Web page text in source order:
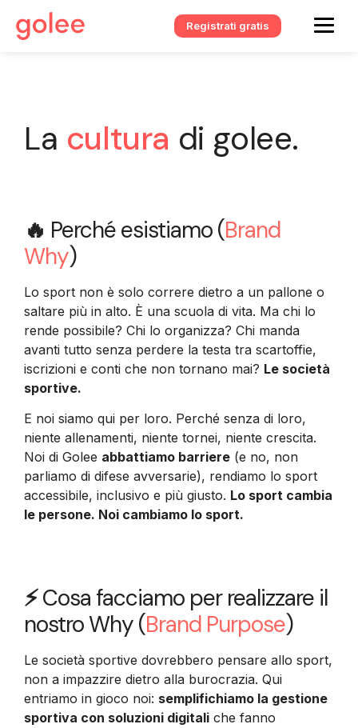
Registrati gratis
La cultura di golee.
🔥 Perché esistiamo (Brand
Why)
Lo sport non è solo correre dietro a un pallone o
saltare più in alto. È una scuola di vita. Ma chi lo
rende possibile? Chi lo organizza? Chi manda
avanti tutto senza perdere la testa tra scartoffie,
iscrizioni e conti che non tornano mai? Le società
sportive.
E noi siamo qui per loro. Perché senza di loro,
niente allenamenti, niente tornei, niente crescita.
Noi di Golee abbattiamo barriere (e no, non
parliamo di difese avversarie), rendiamo lo sport
accessibile, inclusivo e più giusto. Lo sport cambia
le persone. Noi cambiamo lo sport.
⚡Cosa facciamo per realizzare il
nostro Why (Brand Purpose)
Le società sportive dovrebbero pensare allo sport,
non a impazzire dietro alla burocrazia. Qui
entriamo in gioco noi: semplifichiamo la gestione
sportiva con soluzioni digitali che fanno